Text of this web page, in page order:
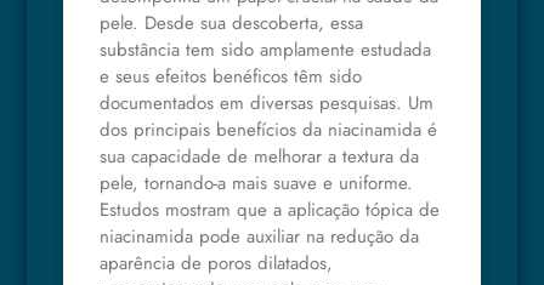
pele. Desde sua descoberta, essa
substância tem sido amplamente estudada
e seus efeitos benéficos têm sido
documentados em diversas pesquisas. Um
dos principais benefícios da niacinamida é
sua capacidade de melhorar a textura da
pele, tornando-a mais suave e uniforme.
Estudos mostram que a aplicação tópica de
niacinamida pode auxiliar na redução da
aparência de poros dilatados,